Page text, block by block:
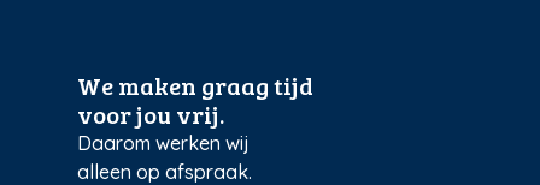
We maken graag tijd
voor jou vrij.
Daarom werken wij
alleen op afspraak.